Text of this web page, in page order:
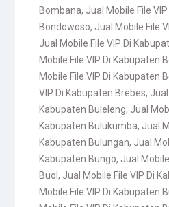
Bombana, Jual Mobile File
Bondowoso, Jual Mobile File
Jual Mobile File VIP Di
Mobile File VIP Di Kabupaten
Mobile File VIP Di Kabupaten
VIP Di Kabupaten Brebes,
Kabupaten Buleleng, Jual
Kabupaten Bulukumba, Jual
Kabupaten Bulungan, Jual
Kabupaten Bungo, Jual
Buol , Jual Mobile File VIP Di
Mobile File VIP Di Kabupaten